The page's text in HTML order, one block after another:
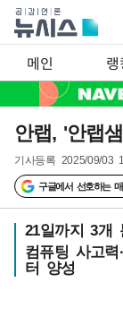
메인 랭
안랩, '안랩
기사등록 2025/09/03
구글에서 선호하는
21일까지 3개
컴퓨팅 사고
터 양성